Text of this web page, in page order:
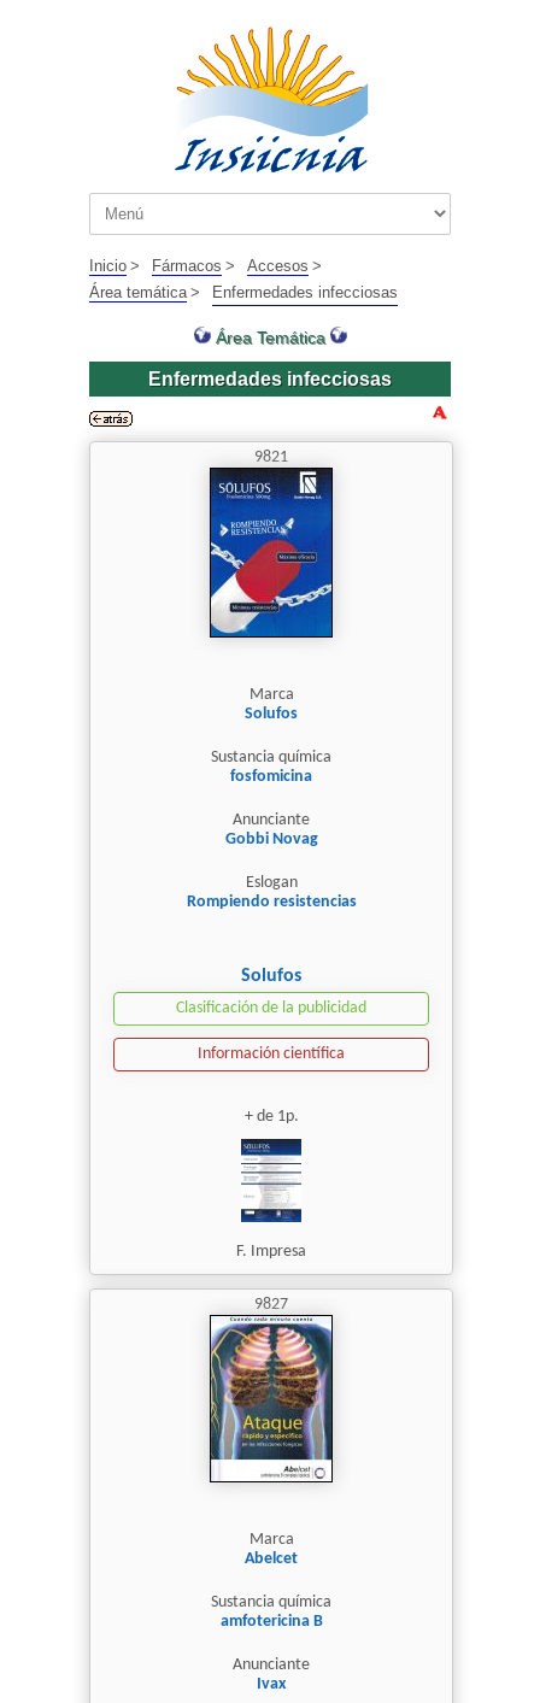
Inicio > Fármacos > Accesos >
Área temática > Enfermedades infecciosas
Área Temática
Enfermedades infecciosas
9821
Marca
Solufos
Sustancia química
fosfomicina
Anunciante
Gobbi Novag
Eslogan
Rompiendo resistencias
Solufos
Clasificación de la publicidad
Información científica
+ de 1p.
F. Impresa
9827
Marca
Abelcet
Sustancia química
amfotericina B
Anunciante
Ivax